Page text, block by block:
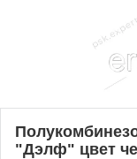
"Дэлф" цвет